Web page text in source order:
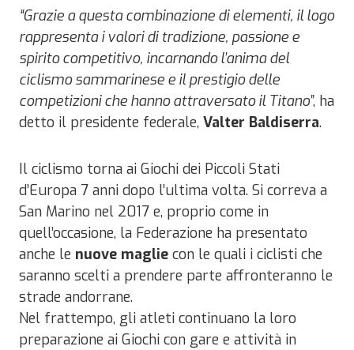
“Grazie a questa combinazione di elementi, il logo
rappresenta i valori di tradizione, passione e
spirito competitivo, incarnando l’anima del
ciclismo sammarinese e il prestigio delle
competizioni che hanno attraversato il Titano”, ha
detto il presidente federale, Valter Baldiserra.
Il ciclismo torna ai Giochi dei Piccoli Stati
d’Europa 7 anni dopo l’ultima volta. Si correva a
San Marino nel 2017 e, proprio come in
quell’occasione, la Federazione ha presentato
anche le nuove maglie con le quali i ciclisti che
saranno scelti a prendere parte affronteranno le
strade andorrane.
Nel frattempo, gli atleti continuano la loro
preparazione ai Giochi con gare e attività in